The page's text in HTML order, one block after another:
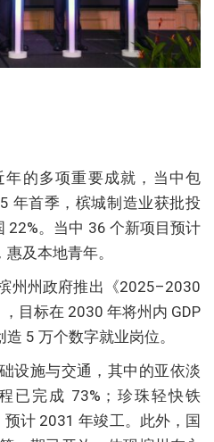
的多项重要成就，当中包
年首季，槟城制造业获批投
22%。当中 36 个新项目预计
及本地青年。
州州政府推出《2025–2030
目标在 2030 年将州内 GDP
5 万个数字就业岗位。
设施与交通，其中的亚依淡
已完成 73%；珍珠轻快铁
预计 2031 年竣工。此外，国